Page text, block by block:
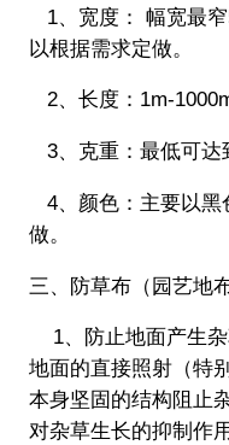
1、宽度： 幅宽最
以根据需求定做。
2、长度：1m-
3、克重：最低可达
4、颜色：主要以黑
做。
三、防草布（园艺地
1、防止地面产生杂
地面的直接照射（特
本身坚固的结构阻止
对杂草生长的抑制作用